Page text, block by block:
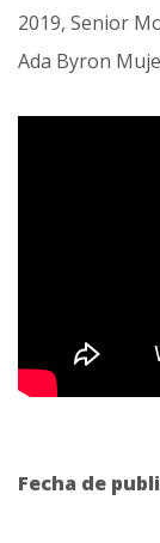
2019, Senior
Ada Byron
Fecha de